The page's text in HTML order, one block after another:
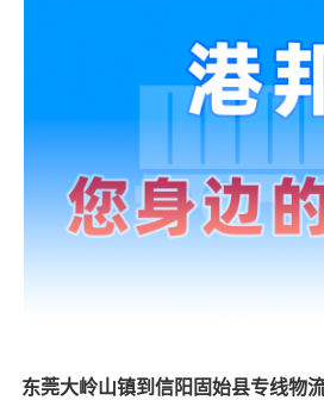
东莞大岭山镇到信阳固始县专线物